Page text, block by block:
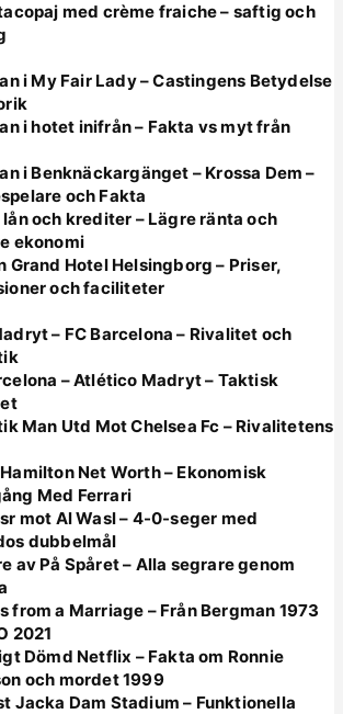
med crème fraiche – saftig och
i My Fair Lady – Castingens Betydelse
i hotet inifrån – Fakta vs myt från
i Benknäckargänget – Krossa Dem –
och Fakta
lån och krediter – Lägre ränta och
ekonomi
Grand Hotel Helsingborg – Priser,
och faciliteter
– FC Barcelona – Rivalitet och
– Atlético Madryt – Taktisk
Man Utd Mot Chelsea Fc – Rivalitetens
Net Worth – Ekonomisk
Med Ferrari
mot Al Wasl – 4-0-seger med
dubbelmål
av På Spåret – Alla segrare genom
from a Marriage – Från Bergman 1973
2021
Dömd Netflix – Fakta om Ronnie
och mordet 1999
Jacka Dam Stadium – Funktionella